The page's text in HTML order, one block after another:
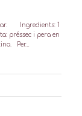
Ingredients: 1
préssec i pera en
Per…